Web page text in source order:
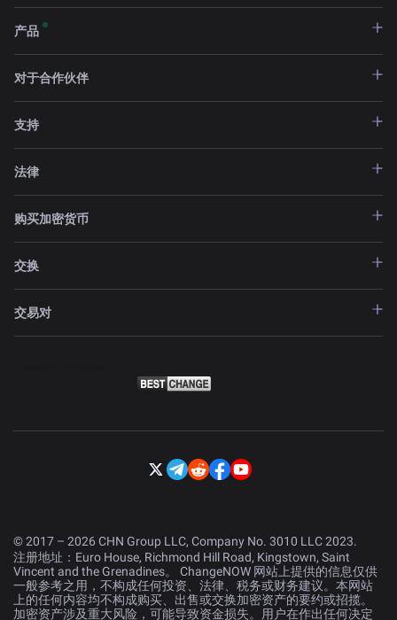
产品
对于合作伙伴
支持
法律
购买加密货币
交换
交易对
© 2017 – 2026 CHN Group LLC, Company No. 3010 LLC 2023.
注册地址：Euro House, Richmond Hill Road, Kingstown, Saint
Vincent and the Grenadines。 ChangeNOW 网站上提供的信息仅供
一般参考之用，不构成任何投资、法律、税务或财务建议。本网站
上的任何内容均不构成购买、出售或交换加密资产的要约或招揽。
加密资产涉及重大风险，可能导致资金损失。用户在作出任何决定